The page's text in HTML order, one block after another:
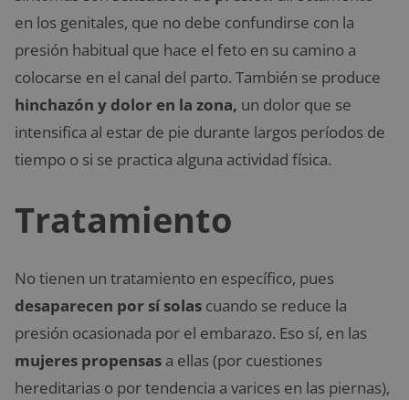
en los genitales, que no debe confundirse con la
presión habitual que hace el feto en su camino a
colocarse en el canal del parto. También se produce
hinchazón y dolor en la zona, un dolor que se
intensifica al estar de pie durante largos períodos de
tiempo o si se practica alguna actividad física.
Tratamiento
No tienen un tratamiento en específico, pues
desaparecen por sí solas cuando se reduce la
presión ocasionada por el embarazo. Eso sí, en las
mujeres propensas a ellas (por cuestiones
hereditarias o por tendencia a varices en las piernas),